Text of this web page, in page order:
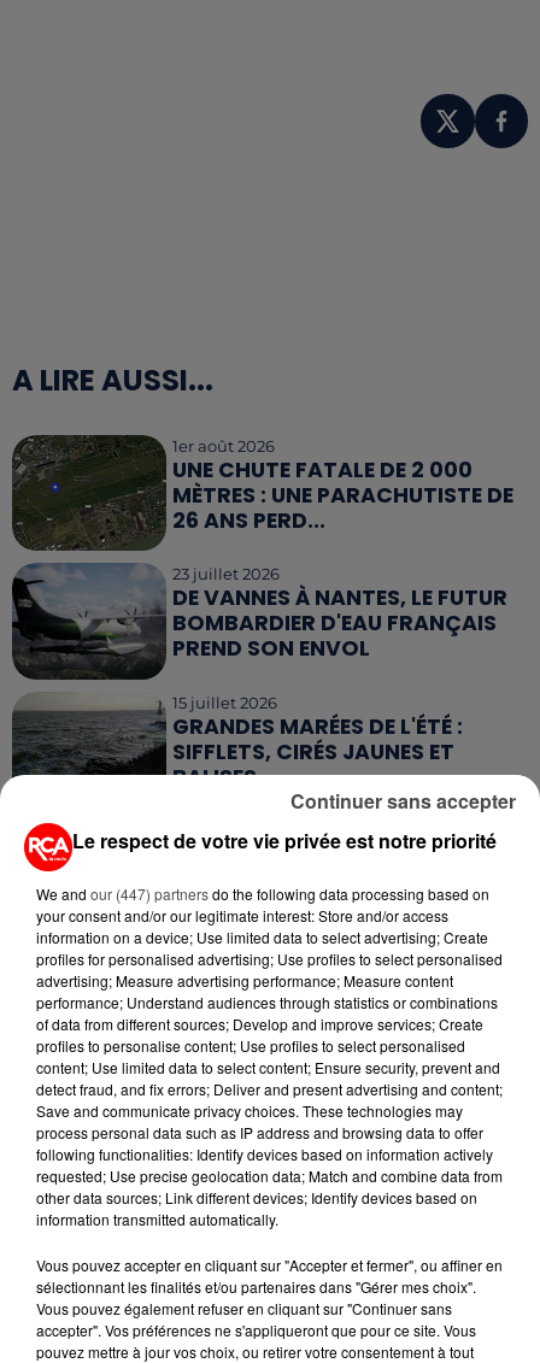
A LIRE AUSSI...
1er août 2026
UNE CHUTE FATALE DE 2 000
MÈTRES : UNE PARACHUTISTE DE
26 ANS PERD...
23 juillet 2026
DE VANNES À NANTES, LE FUTUR
BOMBARDIER D'EAU FRANÇAIS
PREND SON ENVOL
15 juillet 2026
GRANDES MARÉES DE L'ÉTÉ :
SIFFLETS, CIRÉS JAUNES ET
BALISES,...
13 juillet 2026
CANICULE ET SÉCHERESSE : LES
D'UNE RÉCOLTE...
10 juillet 2026
APRÈS LORIENT, C'EST AUX
SABLES-D'OLONNE D'ACCUEILLIR
LE PLUS GRAND...
9 juillet 2026
CANICULE : UNE PLUIE
D'ANNULATIONS POUR LES FEUX
D'ARTIFICE DU...
RETROUVEZ TOUTE L'ACTU DE LA RÉGION ET
RECEVEZ LES ALERTES INFOS DE LA RÉDACTION
Le respect de votre vie privée est notre priorité
We and our (447) partnersdo the following data processing based on
your consent and/or our legitimate interest: Store and/or access
information on a device; Use limited data to select advertising; Create
profiles for personalised advertising; Use profiles to select personalised
advertising; Measure advertising performance; Measure content
performance; Understand audiences through statistics or combinations
of data from different sources; Develop and improve services; Create
profiles to personalise content; Use profiles to select personalised
content; Use limited data to select content; Ensure security, prevent and
detect fraud, and fix errors; Deliver and present advertising and content;
Save and communicate privacy choices. These technologies may
process personal data such as IP address and browsing data to offer
following functionalities: Identify devices based on information actively
requested; Use precise geolocation data; Match and combine data from
other data sources; Link different devices; Identify devices based on
information transmitted automatically.
Vous pouvez accepter en cliquant sur "Accepter et fermer", ou affiner en
sélectionnant les finalités et/ou partenaires dans "Gérer mes choix".
Vous pouvez également refuser en cliquant sur "Continuer sans
accepter". Vos préférences ne s'appliqueront que pour ce site. Vous
pouvez mettre à jour vos choix, ou retirer votre consentement à tout
Continuer sans accepter